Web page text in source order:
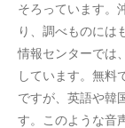
そろっています。
り、調べものには
情報センターでは
しています。無料
ですが、英語や韓
す。このような音